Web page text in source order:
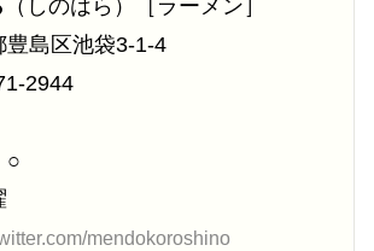
（しのはら）［ラーメン］
豊島区池袋3-1-4
2944
○
mendokoroshino